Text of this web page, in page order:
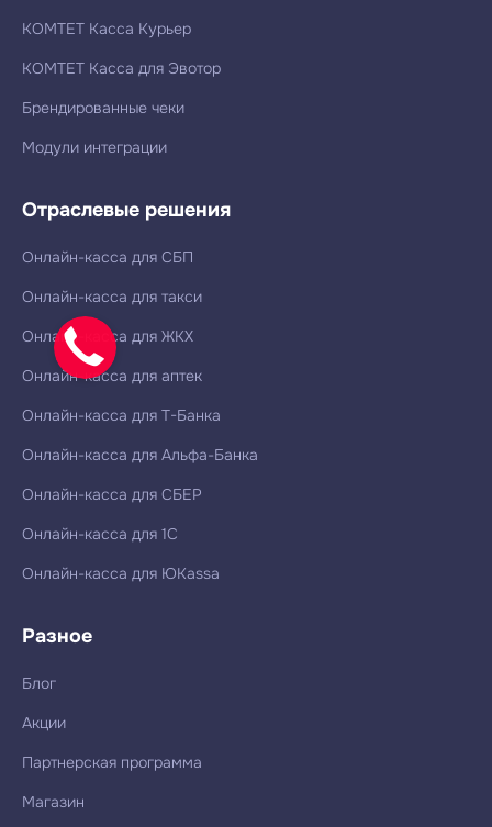
КОМТЕТ Касса Курьер
КОМТЕТ Касса для Эвотор
Брендированные чеки
Модули интеграции
Отраслевые решения
Онлайн-касса для СБП
Онлайн-касса для такси
Онлайн-касса для ЖКХ
Онлайн-касса для аптек
Онлайн-касса для Т-Банка
Онлайн-касса для Альфа-Банка
Онлайн-касса для СБЕР
Онлайн-касса для 1С
Онлайн-касса для ЮKassa
Разное
Блог
Акции
Партнерская программа
Магазин